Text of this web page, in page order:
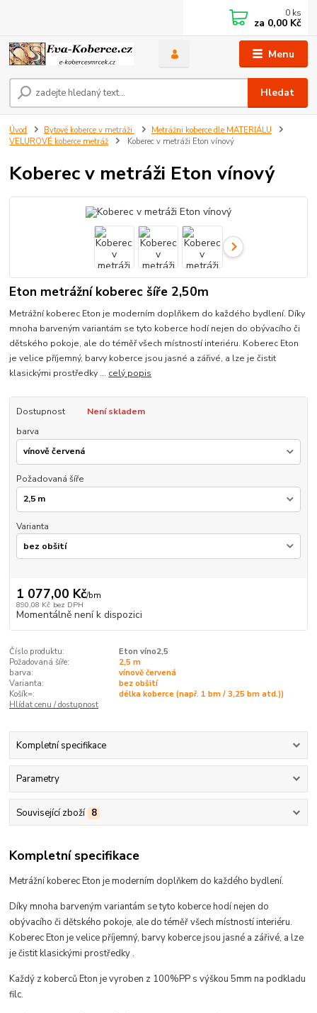
Menu
Hledat
0 ks
za 0,00 Kč
Úvod Bytové koberce v metráži
Metrážni koberce dle MATERIÁLU
VELUROVÉ koberce metráž
Koberec v metráži Eton vínový
Koberec v metráži Eton vínový
Eton metrážní koberec šíře 2,50m
Metrážní koberec Eton je moderním doplňkem do každého bydlení. Díky
mnoha barveným variantám se tyto koberce hodí nejen do obývacího či
dětského pokoje, ale do téměř všech místností interiéru. Koberec Eton
je velice příjemný, barvy koberce jsou jasné a zářivé, a lze je čistit
klasickými prostředky ... celý popis
Dostupnost
Není skladem
barva
Požadovaná šíře
Varianta
1 077,00 Kč/bm
890,08 Kč bez DPH
Momentálně není k dispozici
Číslo produktu:
Eton víno2,5
Požadovaná šíře:
2,5 m
barva:
vínově červená
Varianta:
bez obšití
Košík=:
délka koberce (např. 1 bm / 3,25 bm atd.))
Hlídat cenu / dostupnost
Kompletní specifikace
Parametry
Související zboží 8
Kompletní specifikace
Metrážní koberec Eton je moderním doplňkem do každého bydlení.
Díky mnoha barveným variantám se tyto koberce hodínejen do
obývacího či dětského pokoje, ale do téměř všech místností interiéru.
Koberec Eton je velice příjemný, barvy koberce jsou jasné a zářivé, a lze
je čistit klasickými prostředky.
Každý z koberců Eton je vyroben z 100%PP s výškou 5mm na podkladu
filc.